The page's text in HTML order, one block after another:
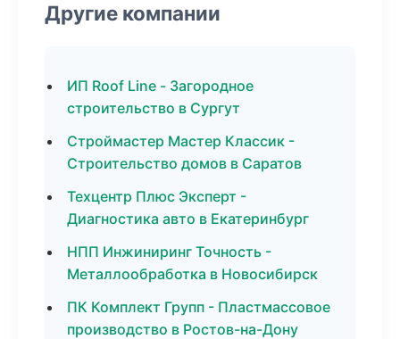
Другие компании
ИП Roof Line - Загородное
строительство в Сургут
Строймастер Мастер Классик -
Строительство домов в Саратов
Техцентр Плюс Эксперт -
Диагностика авто в Екатеринбург
НПП Инжиниринг Точность -
Металлообработка в Новосибирск
ПК Комплект Групп - Пластмассовое
производство в Ростов-на-Дону